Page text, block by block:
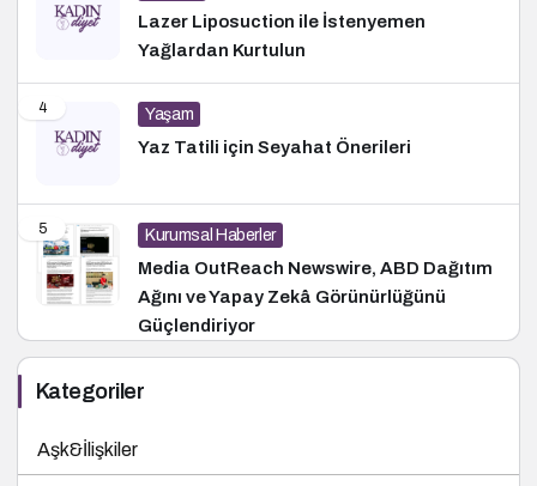
Lazer Liposuction ile İstenyemen
Yağlardan Kurtulun
4 Yaşam
Yaz Tatili için Seyahat Önerileri
5 Kurumsal Haberler
Media OutReach Newswire, ABD Dağıtım
Ağını ve Yapay Zekâ Görünürlüğünü
Güçlendiriyor
Kategoriler
Aşk&İlişkiler